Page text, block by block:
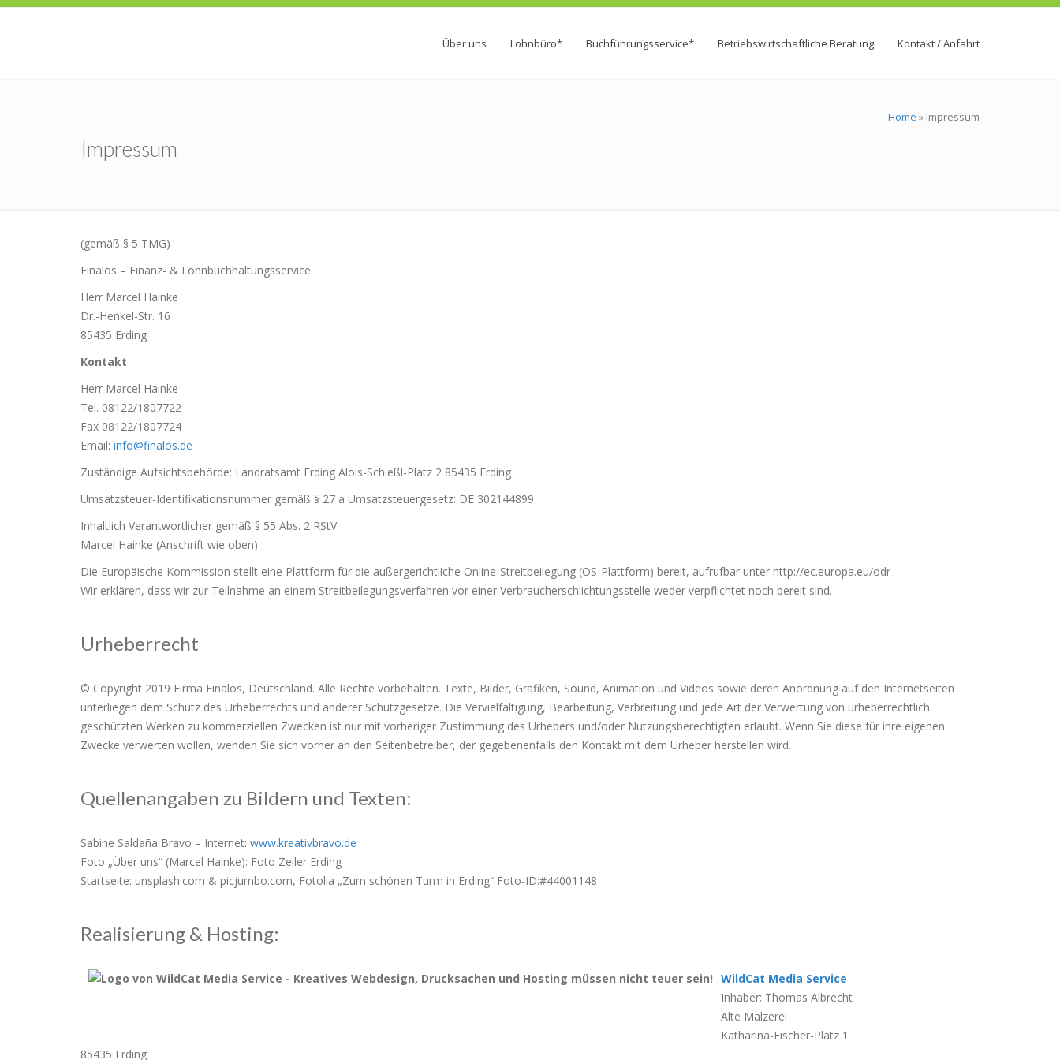
Über uns Lohnbüro* Buchführungsservice* Betriebswirtschaftliche Beratung Kontakt / Anfahrt
Impressum
Home » Impressum
(gemäß § 5 TMG)
Finalos – Finanz- & Lohnbuchhaltungsservice
Herr Marcel Hainke
Dr.-Henkel-Str. 16
85435 Erding
Kontakt
Herr Marcel Hainke
Tel. 08122/1807722
Fax 08122/1807724
Email: info@finalos.de
Zuständige Aufsichtsbehörde: Landratsamt Erding Alois-Schießl-Platz 2 85435 Erding
Umsatzsteuer-Identifikationsnummer gemäß § 27 a Umsatzsteuergesetz: DE 302144899
Inhaltlich Verantwortlicher gemäß § 55 Abs. 2 RStV:
Marcel Hainke (Anschrift wie oben)
Die Europäische Kommission stellt eine Plattform für die außergerichtliche Online-Streitbeilegung (OS-Plattform) bereit, aufrufbar unter http://ec.europa.eu/odr
Wir erklären, dass wir zur Teilnahme an einem Streitbeilegungsverfahren vor einer Verbraucherschlichtungsstelle weder verpflichtet noch bereit sind.
Urheberrecht
© Copyright 2019 Firma Finalos, Deutschland. Alle Rechte vorbehalten. Texte, Bilder, Grafiken, Sound, Animation und Videos sowie deren Anordnung auf den Internetseiten
unterliegen dem Schutz des Urheberrechts und anderer Schutzgesetze. Die Vervielfältigung, Bearbeitung, Verbreitung und jede Art der Verwertung von urheberrechtlich
geschützten Werken zu kommerziellen Zwecken ist nur mit vorheriger Zustimmung des Urhebers und/oder Nutzungsberechtigten erlaubt. Wenn Sie diese für ihre eigenen
Zwecke verwerten wollen, wenden Sie sich vorher an den Seitenbetreiber, der gegebenenfalls den Kontakt mit dem Urheber herstellen wird.
Quellenangaben zu Bildern und Texten:
Sabine Saldaña Bravo – Internet: www.kreativbravo.de
Foto „Über uns“ (Marcel Hainke): Foto Zeiler Erding
Startseite: unsplash.com & picjumbo.com, Fotolia „Zum schönen Turm in Erding“ Foto-ID:#44001148
Realisierung & Hosting:
WildCat Media Service
Inhaber: Thomas Albrecht
Alte Mälzerei
Katharina-Fischer-Platz 1
85435 Erding